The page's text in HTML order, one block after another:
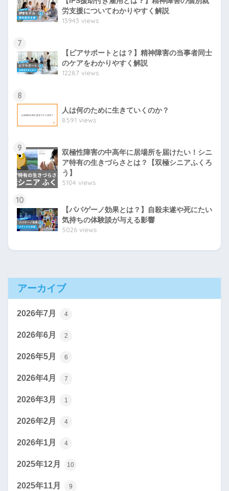
労支援についてわかりやすく解説
13943 views
7
【ピアサポートとは？】精神障害の当事者同士
のケアをわかりやすく解説
12287 views
8
人は何のために生きていくのか？
8591 views
9
双極性障害の中高年に居場所を届けたい！シニ
ア特有の生きづらさとは？【双極シニアふくろ
う】
5104 views
10
【パパゲーノ効果とは？】自殺未遂や死にたい
気持ちの体験談が与える影響
5026 views
アーカイブ
2026年7月 4
2026年6月 2
2026年5月 6
2026年4月 7
2026年3月 1
2026年2月 4
2026年1月 4
2025年12月 10
2025年11月 9